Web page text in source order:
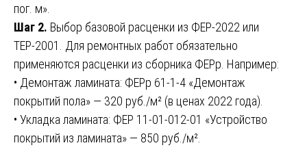
пог. м».
Шаг 2. Выбор базовой расценки из ФЕР-2022 или
ТЕР-2001. Для ремонтных работ обязательно
применяются расценки из сборника ФЕРр. Например:
• Демонтаж ламината: ФЕРр 61-1-4 «Демонтаж
покрытий пола» — 320 руб./м² (в ценах 2022 года).
• Укладка ламината: ФЕР 11-01-012-01 «Устройство
покрытий из ламината» — 850 руб./м².